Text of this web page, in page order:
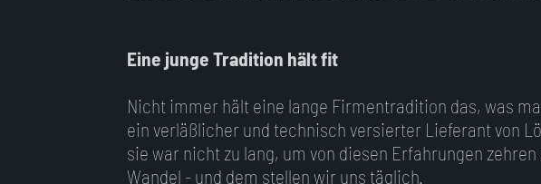
Eine junge Tradition hält fit
Nicht immer hält eine lange Firmentradition das, was
ein verläßlicher und technisch versierter Lieferant von
sie war nicht zu lang, um von diesen Erfahrungen
Wandel - und dem stellen wir uns täglich.